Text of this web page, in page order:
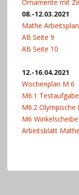
Ornamente mit
08.-12.03.2021
Mathe
AB Seite 9
AB Seite 10
12.-16.04.2021
Wochenplan M 6
M6.1
M6.2 Olympische
M6 Winkelscheibe
Arbeitsblatt